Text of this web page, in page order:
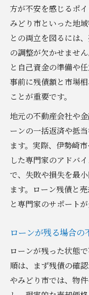
方が不安を感じるポ
みどり市といった地
との両立を図るには
の調整が欠かせませ
と自己資金の準備や
事前に残債額と市場
ことが重要です。
地元の不動産会社や
ーンの一括返済や抵
ます。実際、伊勢崎
した専門家のアドバ
で、失敗や損失を最
ます。ローン残債と
と専門家のサポートが
ローンが残る場合
ローンが残った状態
順は、まず残債の確
やみどり市では、物